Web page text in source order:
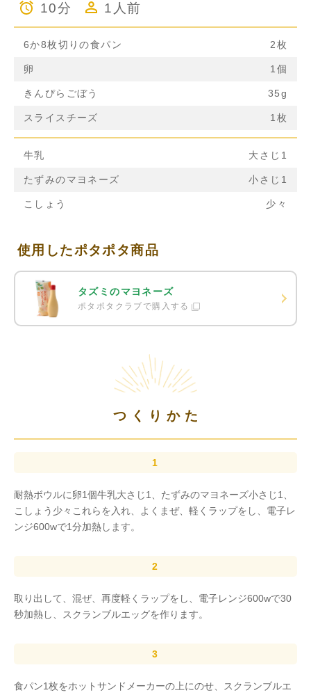
10分 1人前
6か8枚切りの食パン 2枚
卵 1個
きんぴらごぼう 35g
スライスチーズ 1枚
牛乳 大さじ1
たずみのマヨネーズ 小さじ1
こしょう 少々
使用したポタポタ商品
タズミのマヨネーズ
ポタポタクラブで購入する
つくりかた
耐熱ボウルに卵1個牛乳大さじ1、たずみのマヨネーズ小さじ1、
こしょう少々これらを入れ、よくまぜ、軽くラップをし、電子レ
ンジ600wで1分加熱します。
取り出して、混ぜ、再度軽くラップをし、電子レンジ600wで30
秒加熱し、スクランブルエッグを作ります。
食パン1枚をホットサンドメーカーの上にのせ、スクランブルエ